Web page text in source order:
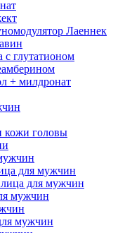
Лаеннек
глутатионом
+ милдронат
кожи головы
для мужчин
для мужчин
мужчин
мужчин